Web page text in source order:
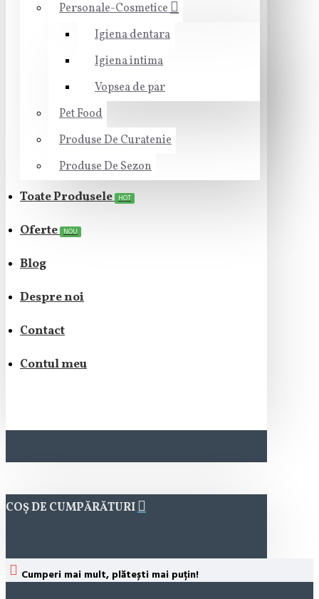
Personale-Cosmetice
Igiena dentara
Igiena intima
Vopsea de par
Pet Food
Produse De Curatenie
Produse De Sezon
Toate Produsele HOT
Oferte NOU
Blog
Despre noi
Contact
Contul meu
COȘ DE CUMPĂRĂTURI
Cumperi mai mult, plătești mai puțin!